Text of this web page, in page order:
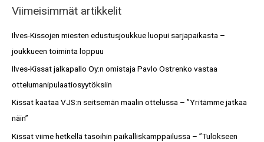
c
h
Viimeisimmät artikkelit
Ilves-Kissojen miesten edustusjoukkue luopui sarjapaikasta –
joukkueen toiminta loppuu
Ilves-Kissat jalkapallo Oy:n omistaja Pavlo Ostrenko vastaa
ottelumanipulaatiosyytöksiin
Kissat kaataa VJS:n seitsemän maalin ottelussa – ”Yritämme jatkaa
näin”
Kissat viime hetkellä tasoihin paikalliskamppailussa – ”Tulokseen
i
t
o
t